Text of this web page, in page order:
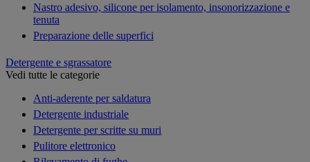
Nastro adesivo, silicone per isolamento, insonorizzazione e
tenuta
Preparazione delle superfici
Detergente e sgrassatore
Vedi tutte le categorie
Anti-aderente per saldatura
Detergente industriale
Detergente per scritte su muri
Pulitore elettronico